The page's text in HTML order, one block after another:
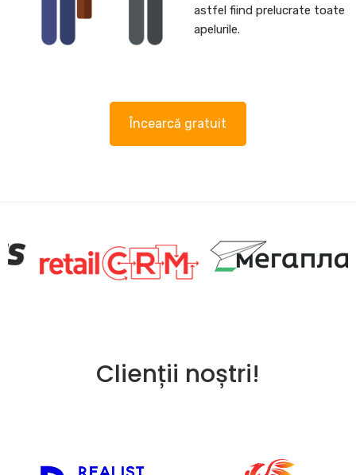
astfel fiind prelucrate toate
apelurile.
Încearcă gratuit
Clienții noștri!